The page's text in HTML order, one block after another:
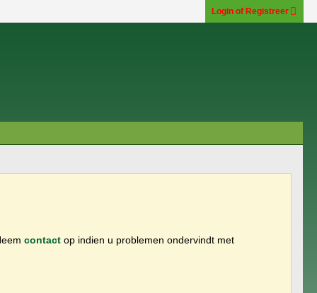
Login of Registreer
contact op indien u problemen ondervindt met